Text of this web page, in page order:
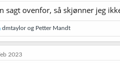
sagt ovenfor, så skjønner jeg
R
e
a
k
dmtaylorog Petter Mandt
2023